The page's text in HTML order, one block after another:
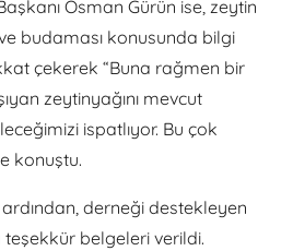
Osman Gürün ise, zeytin
budaması konusunda bilgi
çekerek “Buna rağmen bir
zeytinyağını mevcut
ispatlıyor. Bu çok
konuştu.
ardından, derneği destekleyen
belgeleri verildi.